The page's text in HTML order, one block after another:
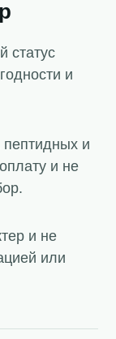
статус
и
и
и не
и не
или